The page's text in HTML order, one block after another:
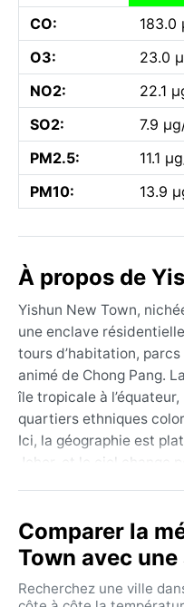
CO:
183.0
O3:
23.0
NO2:
22.1
SO2:
7.9
PM2.5:
11.1
PM10:
13.9
À propos de
Yishun New Town,
une enclave
tours d’habitation,
animé de Chong Pang.
île tropicale à
quartiers ethniques
Ici, la géographie est
Johor, et le ciel change
humide (Af selon
entre 25 et 33 °C toute
été. Les pluies sont
surtout lors de la
Comparer la
Town avec
Recherchez une ville